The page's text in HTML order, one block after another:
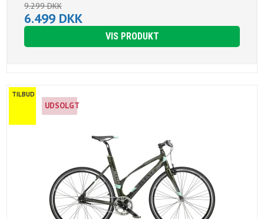
9.299 DKK
6.499 DKK
VIS PRODUKT
TILBUD
UDSOLGT